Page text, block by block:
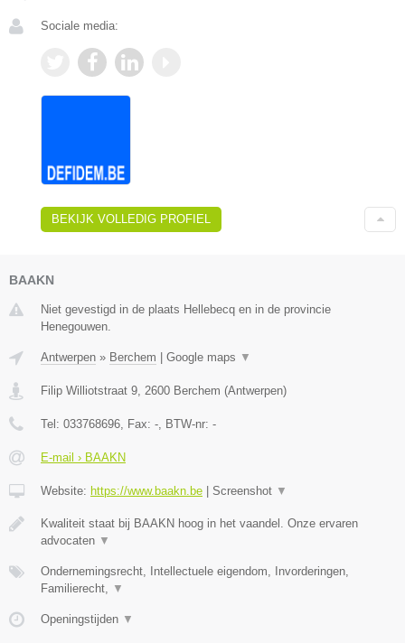
Sociale media:
BEKIJK VOLLEDIG PROFIEL
BAAKN
Niet gevestigd in de plaats Hellebecq en in de provincie
Henegouwen.
Antwerpen » Berchem Google maps ▼
Filip Williotstraat 9, 2600 Berchem (Antwerpen)
Tel: 033768696, Fax: -, BTW-nr: -
E-mail › BAAKN
Website: https://www.baakn.be Screenshot ▼
Kwaliteit staat bij BAAKN hoog in het vaandel. Onze ervaren
advocaten ▼
Ondernemingsrecht, Intellectuele eigendom, Invorderingen,
Familierecht, ▼
Openingstijden ▼